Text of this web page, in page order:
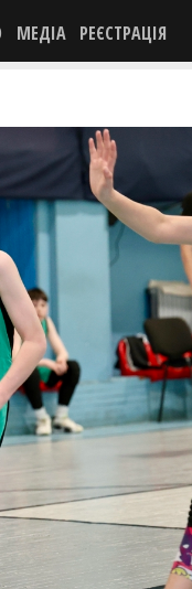
МЕДІА РЕЄСТРАЦІЯ